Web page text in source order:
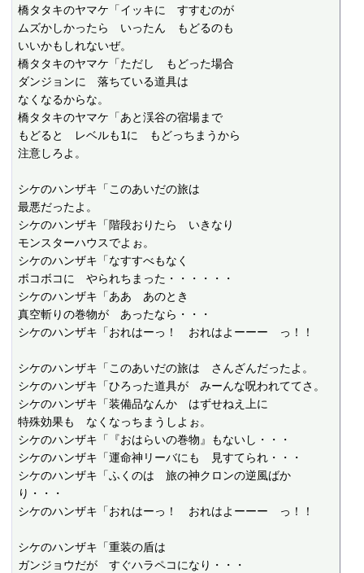
橋タタキのヤマケ「イッキに　すすむのが
ムズかしかったら　いったん　もどるのも
いいかもしれないぜ。
橋タタキのヤマケ「ただし　もどった場合
ダンジョンに　落ちている道具は
なくなるからな。
橋タタキのヤマケ「あと渓谷の宿場まで
もどると　レベルも1に　もどっちまうから
注意しろよ。
シケのハンザキ「このあいだの旅は
最悪だったよ。
シケのハンザキ「階段おりたら　いきなり
モンスターハウスでよぉ。
シケのハンザキ「なすすべもなく
ボコボコに　やられちまった・・・・・・
シケのハンザキ「ああ　あのとき
真空斬りの巻物が　あったなら・・・
シケのハンザキ「おれはーっ！　おれはよーーー　っ！！
シケのハンザキ「このあいだの旅は　さんざんだったよ。
シケのハンザキ「ひろった道具が　みーんな呪われててさ。
シケのハンザキ「装備品なんか　はずせねえ上に
特殊効果も　なくなっちまうしよぉ。
シケのハンザキ「『おはらいの巻物』もないし・・・
シケのハンザキ「運命神リーバにも　見すてられ・・・
シケのハンザキ「ふくのは　旅の神クロンの逆風ばか
り・・・
シケのハンザキ「おれはーっ！　おれはよーーー　っ！！
シケのハンザキ「重装の盾は
ガンジョウだが　すぐハラペコになり・・・